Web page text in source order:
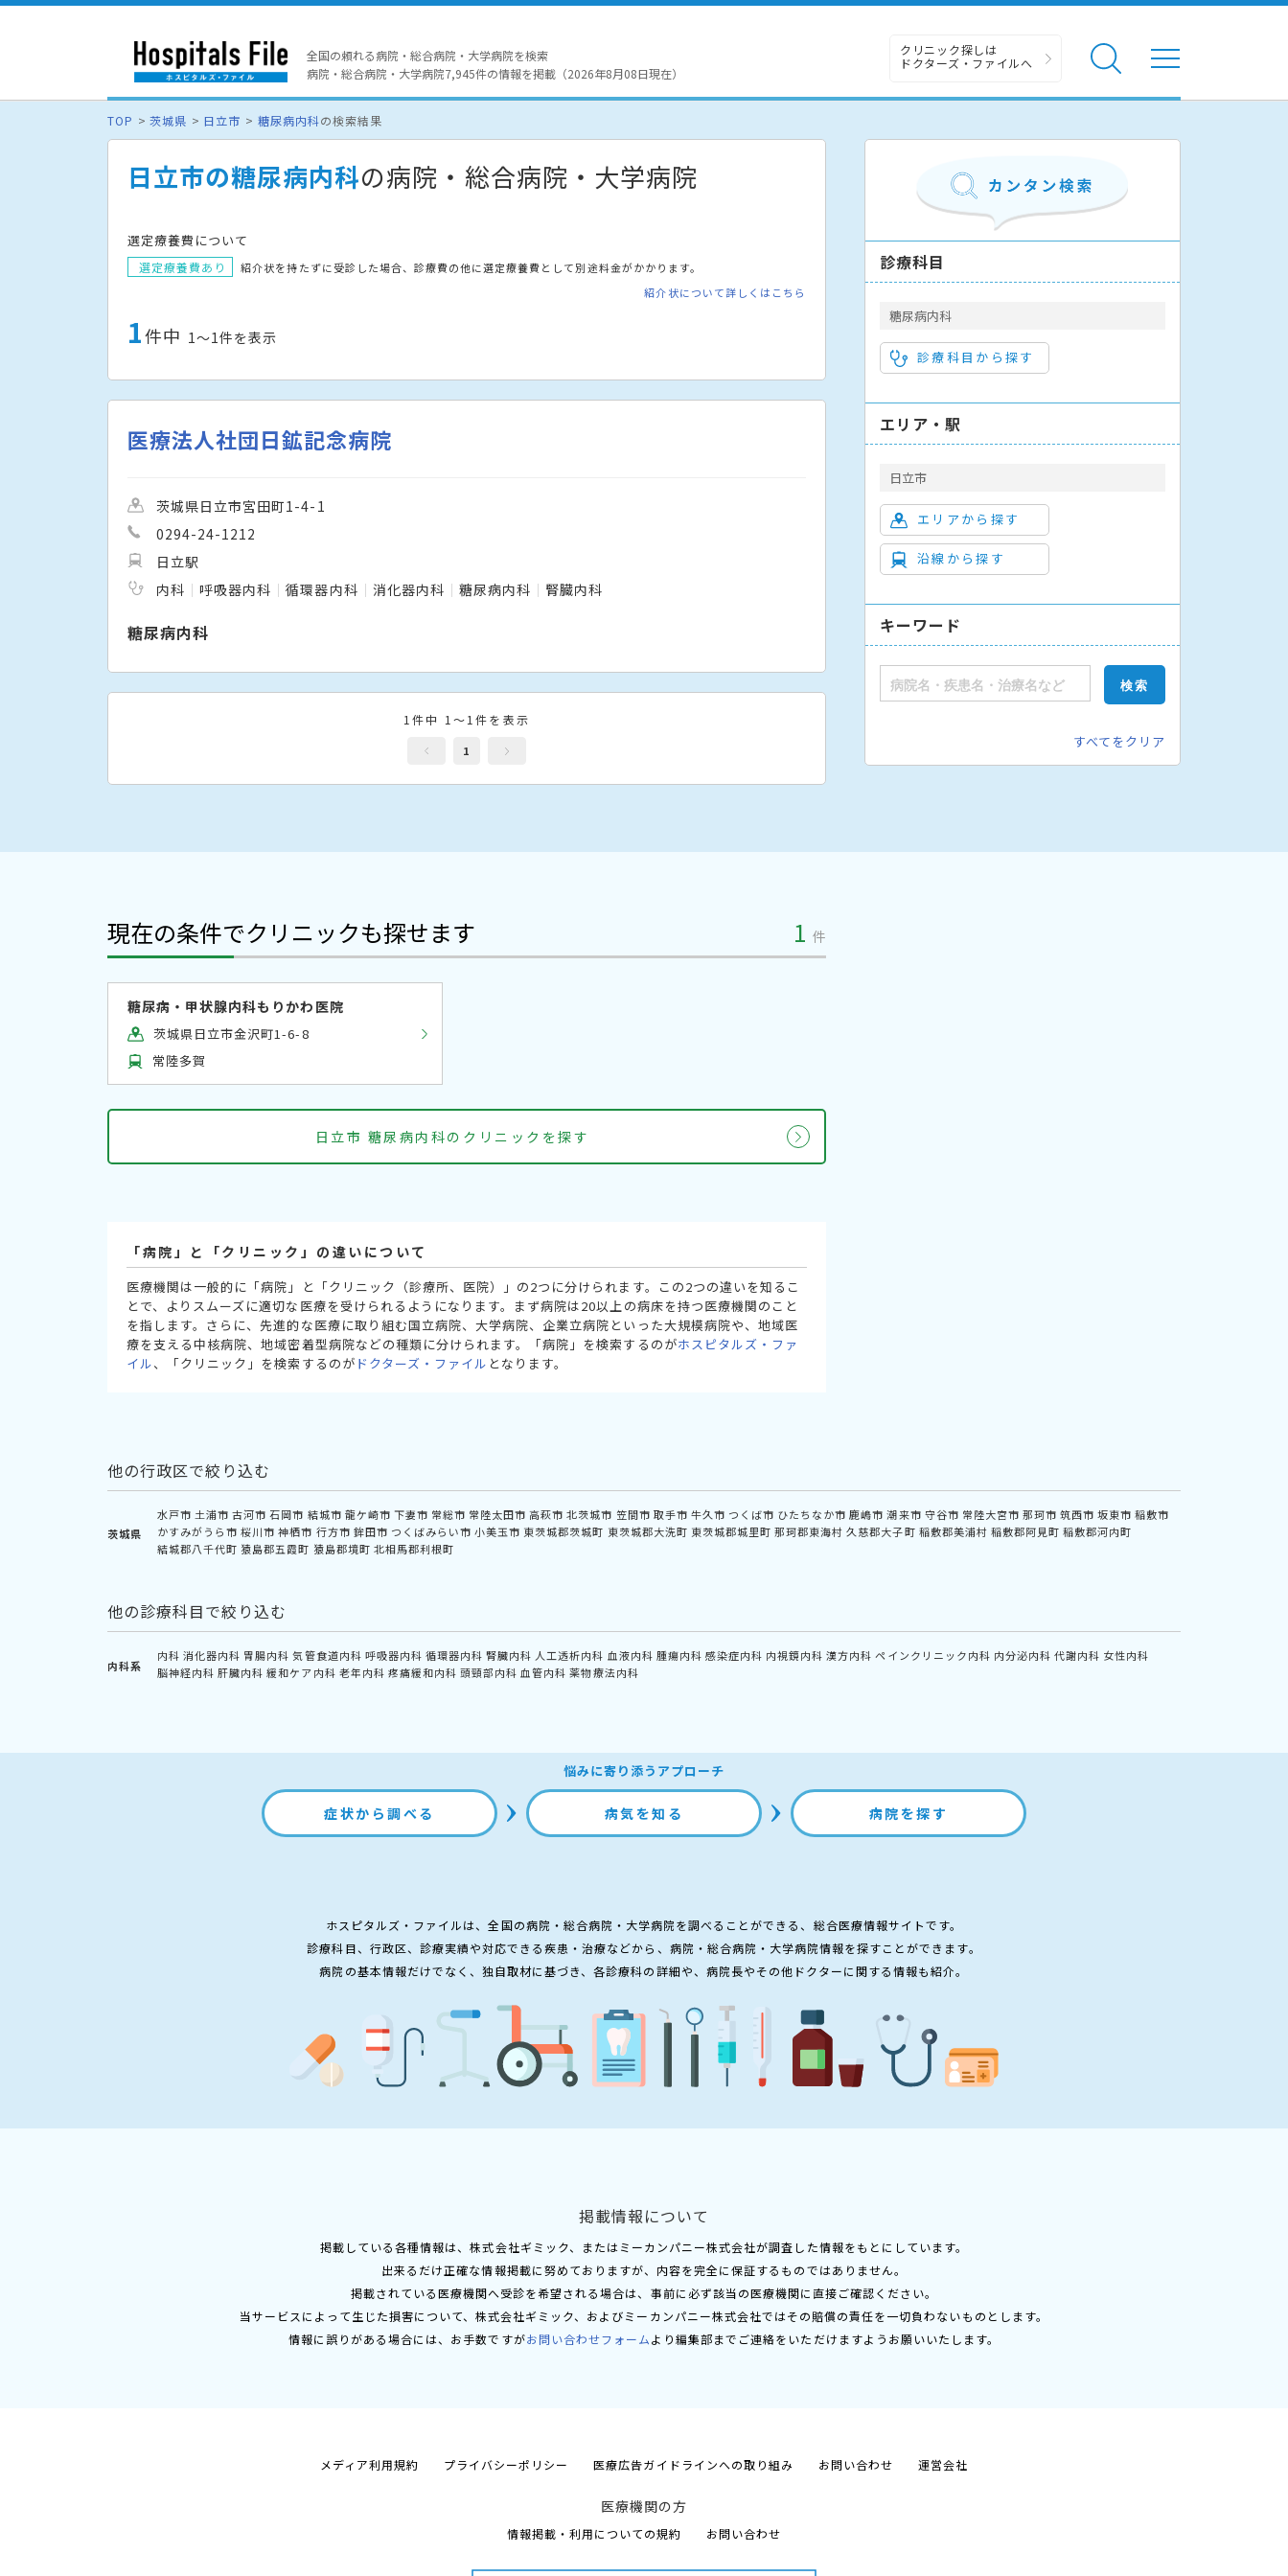
全国の頼れる病院・総合病院・大学病院を検索
病院・総合病院・大学病院7,945件の情報を掲載（2026年8月08日現在）
クリニック探しは
ドクターズ・ファイルへ
TOP 茨城県 日立市 糖尿病内科の検索結果
日立市の糖尿病内科の病院・総合病院・大学病院
選定療養費について
選定療養費あり
紹介状を持たずに受診した場合、診療費の他に選定療養費として別途料金がかかります。
紹介状について詳しくはこちら
1件中 1〜1件を表示
医療法人社団日鉱記念病院
茨城県日立市宮田町1-4-1
0294-24-1212
日立駅
内科
呼吸器内科 循環器内科 消化器内科 糖尿病内科 腎臓内科
糖尿病内科
1件中 1～1件を表示
1
診療科目
糖尿病内科
診療科目から探す
エリア・駅
日立市
エリアから探す
沿線から探す
キーワード
すべてをクリア
現在の条件でクリニックも探せます 1 件
糖尿病・甲状腺内科もりかわ医院
茨城県日立市金沢町1-6-8
常陸多賀
日立市 糖尿病内科のクリニックを探す
「病院」と「クリニック」の違いについて
医療機関は一般的に「病院」と「クリニック（診療所、医院）」の2つに分けられます。この2つの違いを知るこ
とで、よりスムーズに適切な医療を受けられるようになります。まず病院は20以上の病床を持つ医療機関のこと
を指します。さらに、先進的な医療に取り組む国立病院、大学病院、企業立病院といった大規模病院や、地域医
療を支える中核病院、地域密着型病院などの種類に分けられます。「病院」を検索するのがホスピタルズ・ファ
イル、「クリニック」を検索するのが ドクターズ・ファイル となります。
他の行政区で絞り込む
茨城県
水戸市 土浦市 古河市 石岡市 結城市 龍ケ崎市 下妻市 常総市 常陸太田市 高萩市 北茨城市 笠間市 取手市 牛久市 つくば市 ひたちなか市 鹿嶋市 潮来市 守谷市 常陸大宮市 那珂市 筑西市 坂東市 稲敷市
かすみがうら市 桜川市 神栖市 行方市 鉾田市 つくばみらい市 小美玉市 東茨城郡茨城町 東茨城郡大洗町 東茨城郡城里町 那珂郡東海村 久慈郡大子町 稲敷郡美浦村 稲敷郡阿見町 稲敷郡河内町
結城郡八千代町 猿島郡五霞町 猿島郡境町 北相馬郡利根町
他の診療科目で絞り込む
内科系
内科 消化器内科 胃腸内科 気管食道内科 呼吸器内科 循環器内科 腎臓内科 人工透析内科 血液内科 腫瘍内科 感染症内科 内視鏡内科 漢方内科 ペインクリニック内科 内分泌内科 代謝内科 女性内科
脳神経内科 肝臓内科 緩和ケア内科 老年内科 疼痛緩和内科 頭頸部内科 血管内科 薬物療法内科
悩みに寄り添うアプローチ
症状から調べる 病気を知る 病院を探す
ホスピタルズ・ファイルは、全国の病院・総合病院・大学病院を調べることができる、総合医療情報サイトです。
診療科目、行政区、診療実績や対応できる疾患・治療などから、病院・総合病院・大学病院情報を探すことができます。
病院の基本情報だけでなく、独自取材に基づき、各診療科の詳細や、病院長やその他ドクターに関する情報も紹介。
掲載情報について
掲載している各種情報は、株式会社ギミック、またはミーカンパニー株式会社が調査した情報をもとにしています。
出来るだけ正確な情報掲載に努めておりますが、内容を完全に保証するものではありません。
掲載されている医療機関へ受診を希望される場合は、事前に必ず該当の医療機関に直接ご確認ください。
当サービスによって生じた損害について、株式会社ギミック、およびミーカンパニー株式会社ではその賠償の責任を一切負わないものとします。
情報に誤りがある場合には、お手数ですがお問い合わせフォームより編集部までご連絡をいただけますようお願いいたします。
メディア利用規約 プライバシーポリシー 医療広告ガイドラインへの取り組み お問い合わせ 運営会社
医療機関の方
情報掲載・利用についての規約 お問い合わせ